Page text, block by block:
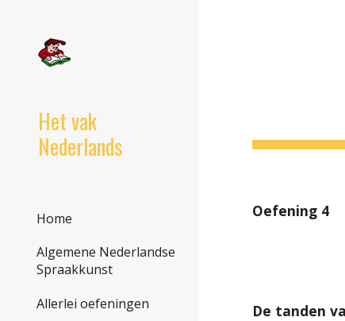
Het vak
Nederlands
Home
Algemene Nederlandse
Spraakkunst
Allerlei oefeningen
Oefening 4
De tanden